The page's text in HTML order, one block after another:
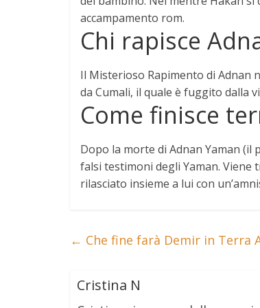
accampamento rom.
Chi rapisce
Il Misterioso Rapimento di Adnan
da Cumali, il quale è fuggito dalla
Come finisce
Dopo la morte di Adnan Yaman (il
falsi testimoni degli Yaman. Viene
rilasciato insieme a lui con
← Che fine farà Demir in Terra
Cristina N